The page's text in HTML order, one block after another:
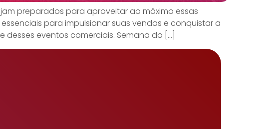
preparados para aproveitar ao máximo essas
para impulsionar suas vendas e conquistar a
eventos comerciais. Semana do […]